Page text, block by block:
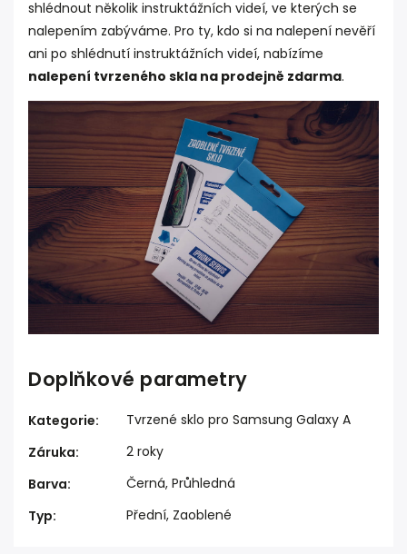
shlédnout několik instruktážních videí, ve kterých se
nalepením zabýváme. Pro ty, kdo si na nalepení nevěří
ani po shlédnutí instruktážních videí, nabízíme
nalepení tvrzeného skla na prodejně zdarma.
Doplňkové parametry
Kategorie:
Tvrzené sklo pro Samsung Galaxy A
Záruka:
2 roky
Barva:
Černá, Průhledná
Typ: Přední, Zaoblené